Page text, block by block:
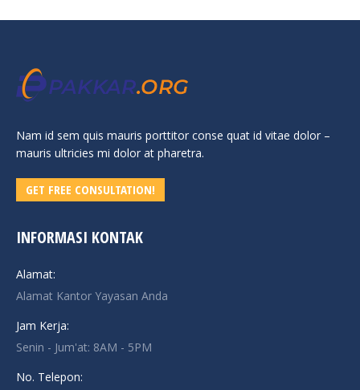
Nam id sem quis mauris porttitor conse quat id vitae dolor –
mauris ultricies mi dolor at pharetra.
GET FREE CONSULTATION!
INFORMASI KONTAK
Alamat:
Alamat Kantor Yayasan Anda
Jam Kerja:
Senin - Jum'at: 8AM - 5PM
No. Telepon: